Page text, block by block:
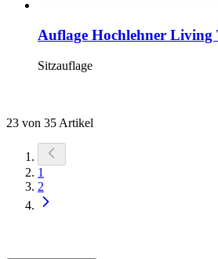
Auflage Hochlehner Living
Sitzauflage
23 von 35 Artikel
Sie
lesen
gerade
1
Seite
2